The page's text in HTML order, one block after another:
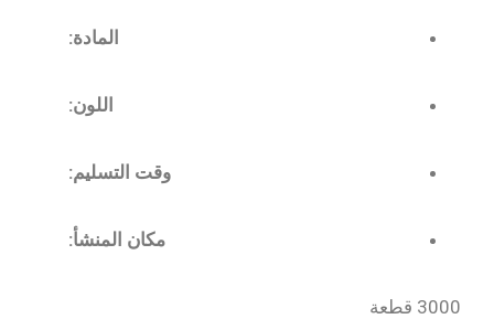
المادة:
اللون:
وقت التسليم:
مكان المنشأ:
3000 قطعة